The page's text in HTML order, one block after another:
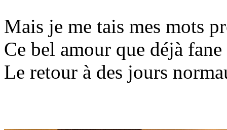
Mais je me tais mes mots
Ce bel amour que déjà fane
Le retour à des jours